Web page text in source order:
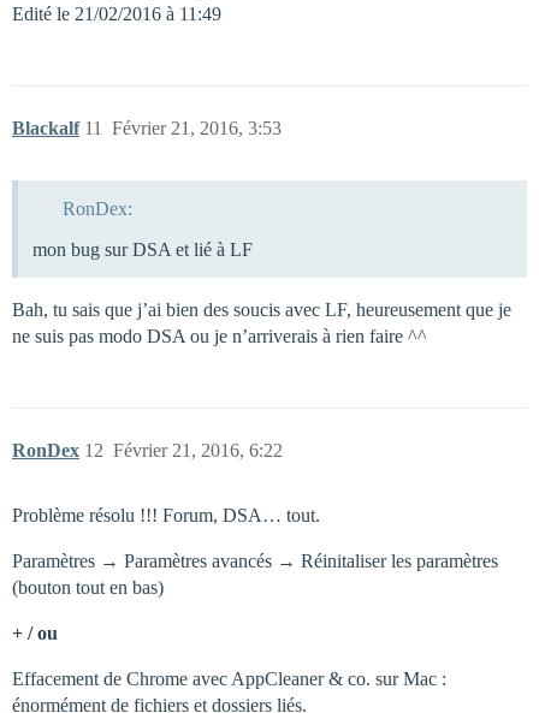
Edité le 21/02/2016 à 11:49
Blackalf Février 21, 2016, 3:53
11
RonDex:
mon bug sur DSA et lié à LF
Bah, tu sais que j’ai bien des soucis avec LF, heureusement que je
ne suis pas modo DSA ou je n’arriverais à rien faire ^^
RonDex Février 21, 2016, 6:22
12
Problème résolu !!! Forum, DSA… tout.
Paramètres → Paramètres avancés → Réinitaliser les paramètres
(bouton tout en bas)
+ / ou
Effacement de Chrome avec AppCleaner & co. sur Mac :
énormément de fichiers et dossiers liés.